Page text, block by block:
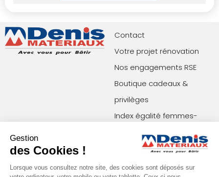
Contact
Votre projet rénovation
Nos engagements RSE
Boutique cadeaux &
privilèges
Index égalité femmes-
Gestion
des Cookies !
Lorsque vous consultez notre site, des cookies sont déposés sur